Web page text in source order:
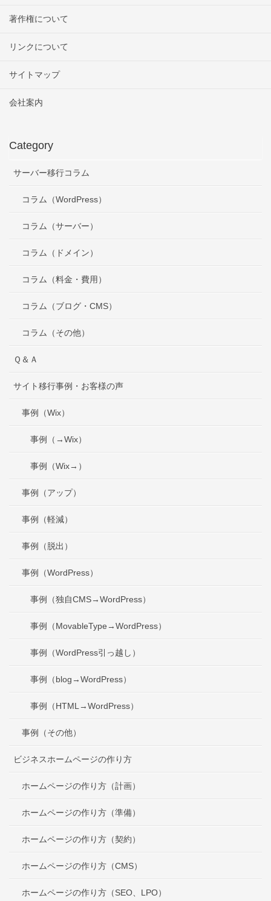
著作権について
リンクについて
サイトマップ
会社案内
Category
サーバー移行コラム
コラム（WordPress）
コラム（サーバー）
コラム（ドメイン）
コラム（料金・費用）
コラム（ブログ・CMS）
コラム（その他）
Ｑ＆Ａ
サイト移行事例・お客様の声
事例（Wix）
事例（→Wix）
事例（Wix→）
事例（アップ）
事例（軽減）
事例（脱出）
事例（WordPress）
事例（独自CMS→WordPress）
事例（MovableType→WordPress）
事例（WordPress引っ越し）
事例（blog→WordPress）
事例（HTML→WordPress）
事例（その他）
ビジネスホームページの作り方
ホームページの作り方（計画）
ホームページの作り方（準備）
ホームページの作り方（契約）
ホームページの作り方（CMS）
ホームページの作り方（SEO、LPO）